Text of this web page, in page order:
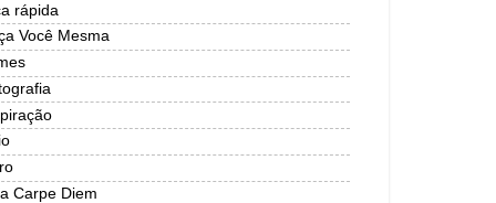
rápida
Você Mesma
Carpe Diem